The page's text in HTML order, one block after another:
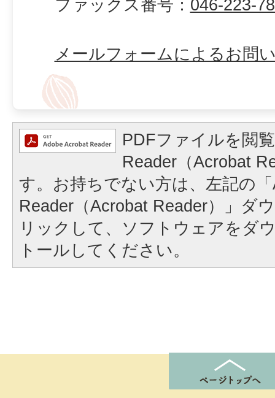
ファックス番号： 046-223-
メールフォームによるお問
PDFファイルを閲
Reader（Acrobat
す。お持ちでない方は、左記の
Reader（Acrobat Reader）」ダ
リックして、ソフトウェアをダ
トールしてください。